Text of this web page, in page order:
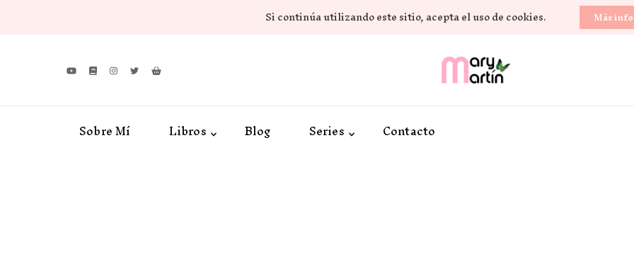
Si continúa utilizando este sitio, acepta el uso de cookies. Más
Novela Romántica y Lifestyle
Sobre Mí Libros Blog Series Contacto